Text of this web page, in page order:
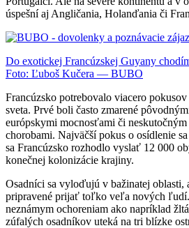
úspešní aj Angličania, Holanďania či
Do exotickej Francúzskej Guyany
Foto: Ľuboš Kučera — BUBO
Francúzsko potrebovalo viacero
sveta. Prvé boli často zmarené
európskymi mocnosťami či
chorobami. Najväčší pokus o osídlenie
sa Francúzsko rozhodlo vyslať 12 000
konečnej kolonizácie krajiny.
Osadníci sa vyloďujú v bažinatej oblasti,
pripravené prijať toľko veľa nových
neznámym ochoreniam ako napríklad
zúfalých osadníkov uteká na tri blízke